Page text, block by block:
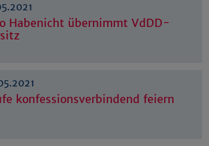
Habenicht übernimmt VdDD-
konfessionsverbindend feiern
Impressum |Datenschutz